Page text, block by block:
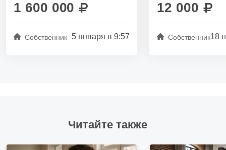
1 600 000
Собственник 5 января в 9:57
12 000
Собственник18
Читайте также